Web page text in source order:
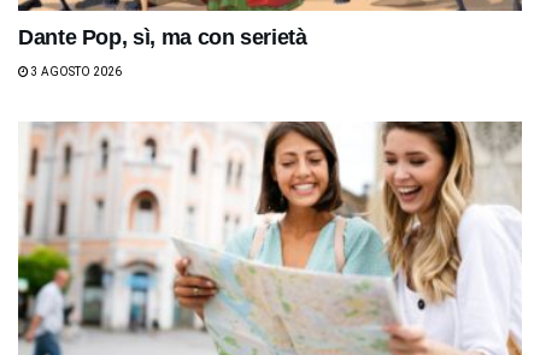
Dante Pop, sì, ma con serietà
3 AGOSTO 2026